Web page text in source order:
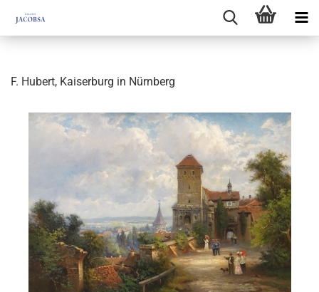
F. Hubert, Kaiserburg in Nürnberg